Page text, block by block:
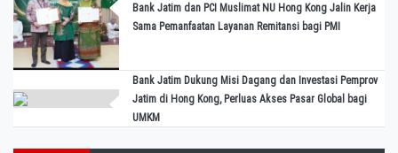
Bank Jatim dan PCI Muslimat NU Hong Kong Jalin Kerja
Sama Pemanfaatan Layanan Remitansi bagi PMI
Bank Jatim Dukung Misi Dagang dan Investasi Pemprov
Jatim di Hong Kong, Perluas Akses Pasar Global bagi
UMKM